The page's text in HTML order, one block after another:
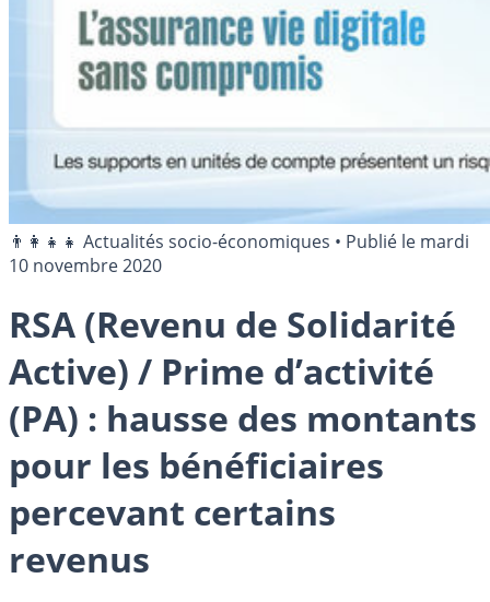
👨‍👩‍👧‍👧 Actualités socio-économiques • Publié le mardi
10 novembre 2020
RSA (Revenu de Solidarité
Active) / Prime d’activité
(PA) : hausse des montants
pour les bénéficiaires
percevant certains
revenus